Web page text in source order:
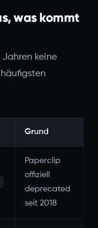
was kommt
keine
Grund
Paperclip
offiziell
deprecated
seit 2018